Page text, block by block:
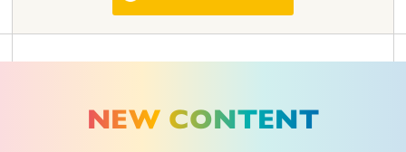
NEW CONTENT